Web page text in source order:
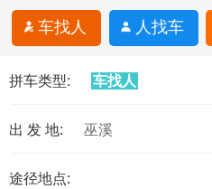
车找人 人找车
拼车类型: 车找人
出 发 地: 巫溪
途径地点: